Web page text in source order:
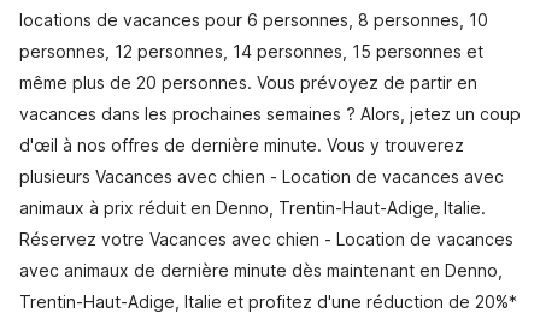
locations de vacances pour 6 personnes, 8 personnes, 10
personnes, 12 personnes, 14 personnes, 15 personnes et
même plus de 20 personnes. Vous prévoyez de partir en
vacances dans les prochaines semaines ? Alors, jetez un coup
d'œil à nos offres de dernière minute. Vous y trouverez
plusieurs Vacances avec chien - Location de vacances avec
animaux à prix réduit en Denno, Trentin-Haut-Adige, Italie.
Réservez votre Vacances avec chien - Location de vacances
avec animaux de dernière minute dès maintenant en Denno,
Trentin-Haut-Adige, Italie et profitez d'une réduction de 20%*